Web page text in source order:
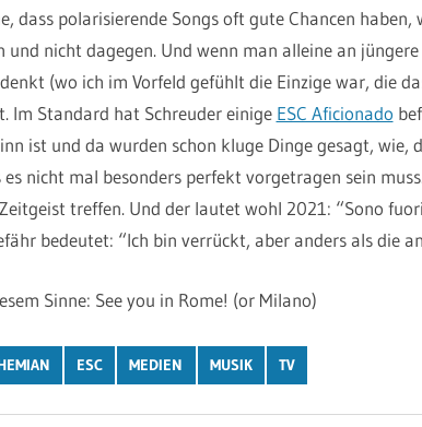
dass polarisierende Songs oft gute Chancen
und nicht dagegen. Und wenn man alleine an
denkt (wo ich im Vorfeld gefühlt die Einzige war, die
Im Standard hat Schreuder einige ESC Aficionado
ist und da wurden schon kluge Dinge gesagt, wie,
es nicht mal besonders perfekt vorgetragen sein
treffen. Und der lautet wohl 2021: “Sono
bedeutet: “Ich bin verrückt, aber anders als die
Sinne: See you in Rome! (or Milano)
ESC MEDIEN MUSIK TV